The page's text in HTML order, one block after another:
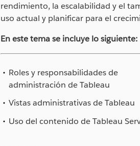
rendimiento, la escalabilidad y el
uso actual y planificar para el
En este tema se incluye lo siguiente:
Roles y responsabilidades de
administración de Tableau
Vistas administrativas de Tableau
Uso del contenido de Tableau